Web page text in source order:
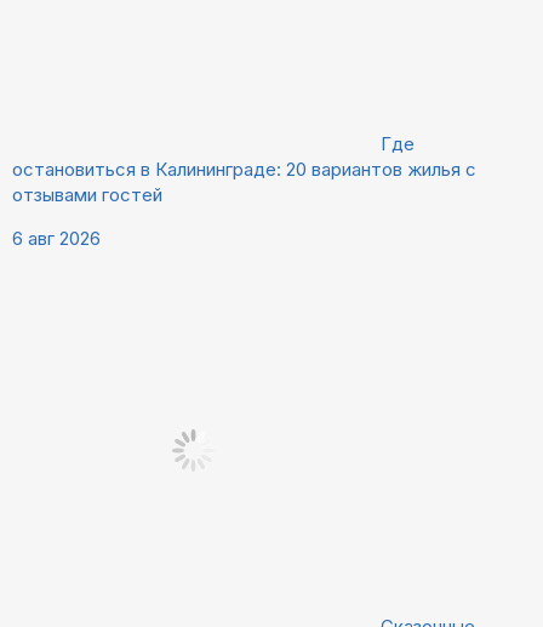
Где
остановиться в Калининграде: 20 вариантов жилья с
отзывами гостей
6 авг 2026